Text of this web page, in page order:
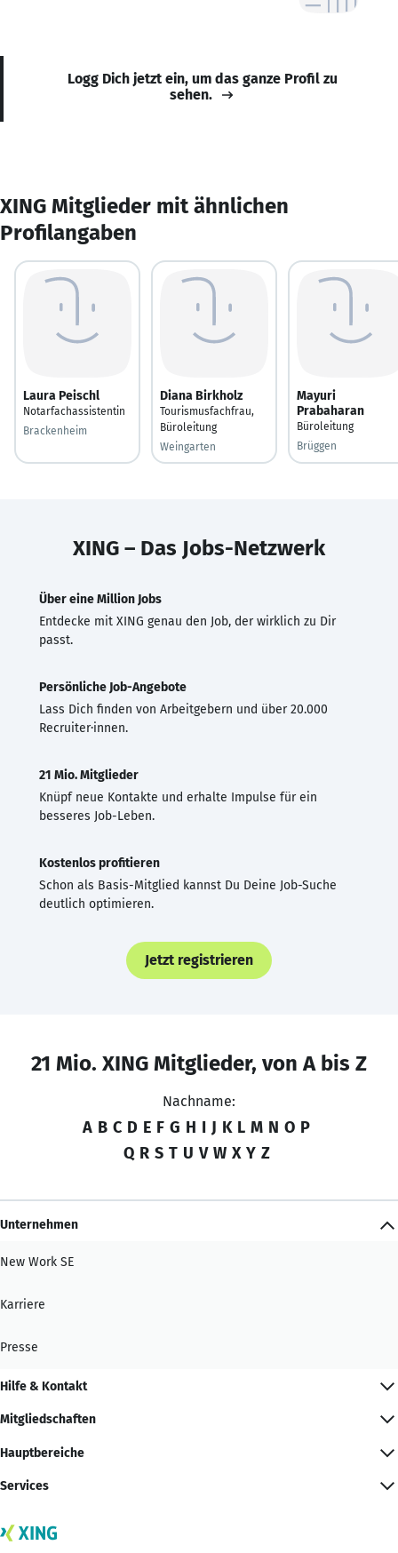
Logg Dich jetzt ein, um das ganze Profil zu
sehen.
XING Mitglieder mit ähnlichen
Profilangaben
Laura Peischl
Notarfachassistentin
Brackenheim
Diana Birkholz
Tourismusfachfrau,
Büroleitung
Weingarten
Mayuri
Prabaharan
Büroleitung
Brüggen
XING – Das Jobs-Netzwerk
Über eine Million Jobs
Entdecke mit XING genau den Job, der wirklich zu Dir
passt.
Persönliche Job-Angebote
Lass Dich finden von Arbeitgebern und über 20.000
Recruiter·innen.
21 Mio. Mitglieder
Knüpf neue Kontakte und erhalte Impulse für ein
besseres Job-Leben.
Kostenlos profitieren
Schon als Basis-Mitglied kannst Du Deine Job-Suche
deutlich optimieren.
Jetzt registrieren
21 Mio. XING Mitglieder, von A bis Z
Nachname:
A B C D E F G H I J K L M N O P
Q R S T U V W X Y Z
Unternehmen
New Work SE
Karriere
Presse
Hilfe & Kontakt
Mitgliedschaften
Hauptbereiche
Services